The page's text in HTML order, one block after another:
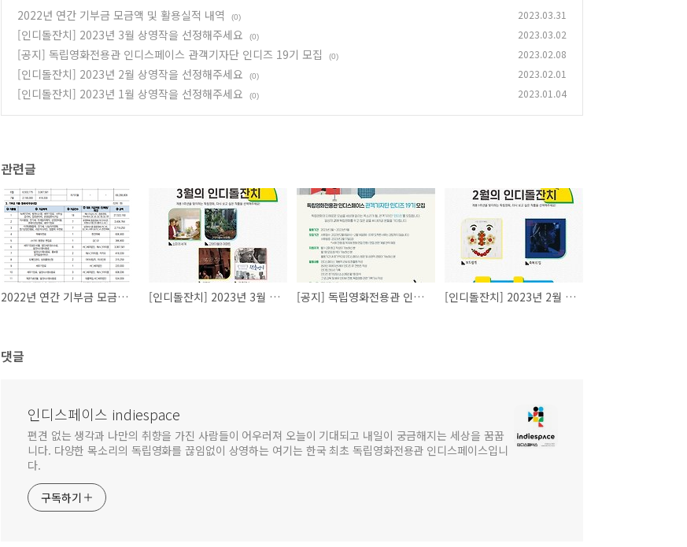
2022년 연간 기부금 모금액 및 활용실적 내역
(0) 2023.03.31
[인디돌잔치] 2023년 3월 상영작을 선정해주세요 (0) 2023.03.02
[공지] 독립영화전용관 인디스페이스 관객기자단 인디즈 19기 모집 (0) 2023.02.08
[인디돌잔치] 2023년 2월 상영작을 선정해주세요 (0) 2023.02.01
[인디돌잔치] 2023년 1월 상영작을 선정해주세요 (0) 2023.01.04
관련글
2022년 연간 기부금 모금액 및 활용실적 내역 [인디돌잔치] 2023년 3월 상영작을 선정해주세요 [공지] 독립영화전용관 인디스페이스 관객기자단 인디즈 19기 모집 [인디돌잔치] 2023년 2월 상영작을 선정해주세요
댓글
인디스페이스 indiespace
편견 없는 생각과 나만의 취향을 가진 사람들이 어우러져 오늘이 기대되고 내일이 궁금해지는 세상을 꿈꿉
니다. 다양한 목소리의 독립영화를 끊임없이 상영하는 여기는 한국 최초 독립영화전용관 인디스페이스입니
다.
구독하기